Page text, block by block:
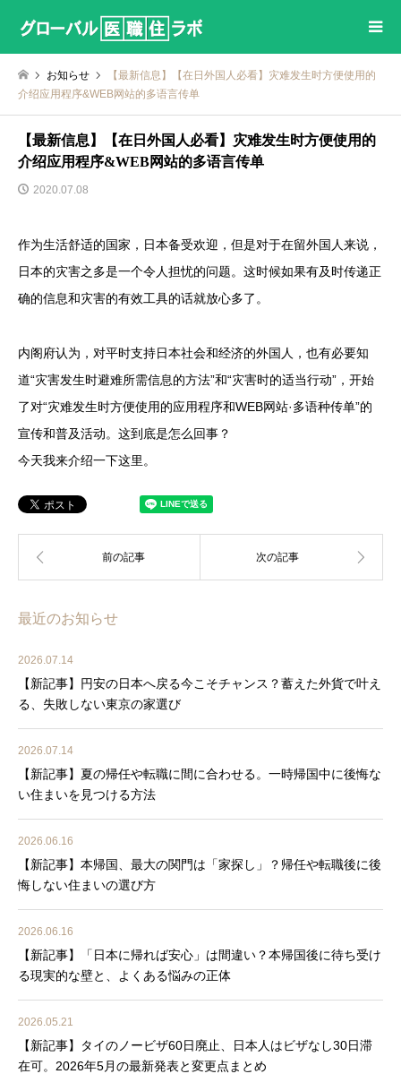
お知らせ
【最新信息】【在日外国人必看】灾难发生时方便使用的
介绍应用程序&WEB网站的多语言传单
【最新信息】【在日外国人必看】灾难发生时方便使用的
介绍应用程序&WEB网站的多语言传单
2020.07.08
作为生活舒适的国家，日本备受欢迎，但是对于在留外国人来说，
日本的灾害之多是一个令人担忧的问题。这时候如果有及时传递正
确的信息和灾害的有效工具的话就放心多了。
内阁府认为，对平时支持日本社会和经济的外国人，也有必要知
道“灾害发生时避难所需信息的方法”和“灾害时的适当行动”，开始
了对“灾难发生时方便使用的应用程序和WEB网站·多语种传单”的
宣传和普及活动。这到底是怎么回事？
今天我来介绍一下这里。
最近のお知らせ
2026.07.14
【新記事】円安の日本へ戻る今こそチャンス？蓄えた外貨で叶え
る、失敗しない東京の家選び
2026.07.14
【新記事】夏の帰任や転職に間に合わせる。一時帰国中に後悔な
い住まいを見つける方法
2026.06.16
【新記事】本帰国、最大の関門は「家探し」？帰任や転職後に後
悔しない住まいの選び方
2026.06.16
【新記事】「日本に帰れば安心」は間違い？本帰国後に待ち受け
る現実的な壁と、よくある悩みの正体
2026.05.21
【新記事】タイのノービザ60日廃止、日本人はビザなし30日滞
在可。2026年5月の最新発表と変更点まとめ